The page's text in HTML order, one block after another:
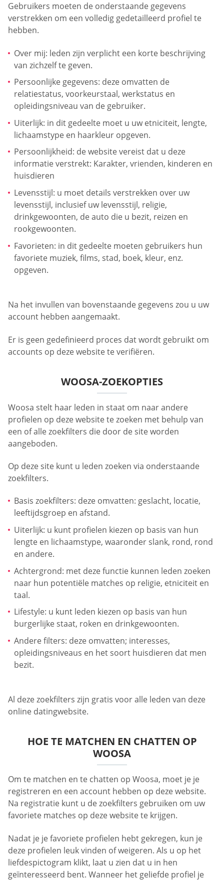
Gebruikers moeten de onderstaande gegevens
verstrekken om een volledig gedetailleerd profiel te
hebben.
Over mij: leden zijn verplicht een korte beschrijving
van zichzelf te geven.
Persoonlijke gegevens: deze omvatten de
relatiestatus, voorkeurstaal, werkstatus en
opleidingsniveau van de gebruiker.
Uiterlijk: in dit gedeelte moet u uw etniciteit, lengte,
lichaamstype en haarkleur opgeven.
Persoonlijkheid: de website vereist dat u deze
informatie verstrekt: Karakter, vrienden, kinderen en
huisdieren
Levensstijl: u moet details verstrekken over uw
levensstijl, inclusief uw levensstijl, religie,
drinkgewoonten, de auto die u bezit, reizen en
rookgewoonten.
Favorieten: in dit gedeelte moeten gebruikers hun
favoriete muziek, films, stad, boek, kleur, enz.
opgeven.
Na het invullen van bovenstaande gegevens zou u uw
account hebben aangemaakt.
Er is geen gedefinieerd proces dat wordt gebruikt om
accounts op deze website te verifiëren.
WOOSA-ZOEKOPTIES
Woosa stelt haar leden in staat om naar andere
profielen op deze website te zoeken met behulp van
een of alle zoekfilters die door de site worden
aangeboden.
Op deze site kunt u leden zoeken via onderstaande
zoekfilters.
Basis zoekfilters: deze omvatten: geslacht, locatie,
leeftijdsgroep en afstand.
Uiterlijk: u kunt profielen kiezen op basis van hun
lengte en lichaamstype, waaronder slank, rond, rond
en andere.
Achtergrond: met deze functie kunnen leden zoeken
naar hun potentiële matches op religie, etniciteit en
taal.
Lifestyle: u kunt leden kiezen op basis van hun
burgerlijke staat, roken en drinkgewoonten.
Andere filters: deze omvatten; interesses,
opleidingsniveaus en het soort huisdieren dat men
bezit.
Al deze zoekfilters zijn gratis voor alle leden van deze
online datingwebsite.
HOE TE MATCHEN EN CHATTEN OP
WOOSA
Om te matchen en te chatten op Woosa, moet je je
registreren en een account hebben op deze website.
Na registratie kunt u de zoekfilters gebruiken om uw
favoriete matches op deze website te krijgen.
Nadat je je favoriete profielen hebt gekregen, kun je
deze profielen leuk vinden of weigeren. Als u op het
liefdespictogram klikt, laat u zien dat u in hen
geïnteresseerd bent. Wanneer het geliefde profiel je